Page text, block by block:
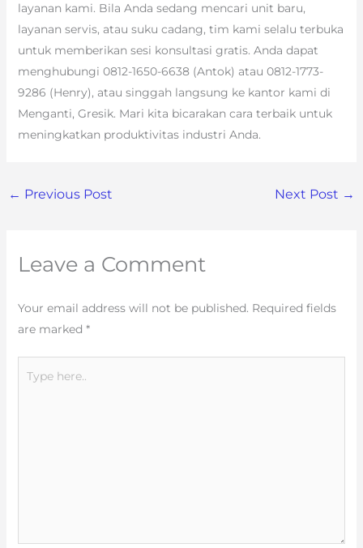
layanan kami. Bila Anda sedang mencari unit baru,
layanan servis, atau suku cadang, tim kami selalu terbuka
untuk memberikan sesi konsultasi gratis. Anda dapat
menghubungi 0812-1650-6638 (Antok) atau 0812-1773-
9286 (Henry), atau singgah langsung ke kantor kami di
Menganti, Gresik. Mari kita bicarakan cara terbaik untuk
meningkatkan produktivitas industri Anda.
← Previous Post Next Post →
Leave a Comment
Your email address will not be published. Required fields
are marked *
here..